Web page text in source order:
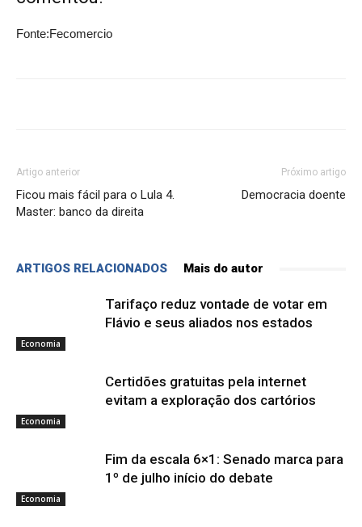
Fonte:Fecomercio
Artigo anterior
Ficou mais fácil para o Lula 4.
Master: banco da direita
Próximo artigo
Democracia doente
ARTIGOS RELACIONADOS Mais do autor
Economia
Tarifaço reduz vontade de votar em
Flávio e seus aliados nos estados
Economia
Certidões gratuitas pela internet
evitam a exploração dos cartórios
Economia
Fim da escala 6×1: Senado marca para
1º de julho início do debate